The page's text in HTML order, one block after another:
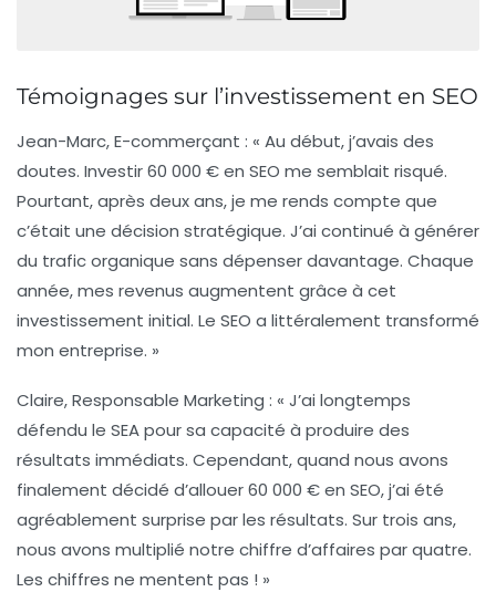
Témoignages sur l’investissement en SEO
Jean-Marc, E-commerçant : « Au début, j’avais des
doutes. Investir 60 000 € en SEO me semblait risqué.
Pourtant, après deux ans, je me rends compte que
c’était une décision stratégique. J’ai continué à générer
du trafic organique sans dépenser davantage. Chaque
année, mes revenus augmentent grâce à cet
investissement initial. Le SEO a littéralement transformé
mon entreprise. »
Claire, Responsable Marketing : « J’ai longtemps
défendu le SEA pour sa capacité à produire des
résultats immédiats. Cependant, quand nous avons
finalement décidé d’allouer 60 000 € en SEO, j’ai été
agréablement surprise par les résultats. Sur trois ans,
nous avons multiplié notre chiffre d’affaires par quatre.
Les chiffres ne mentent pas ! »